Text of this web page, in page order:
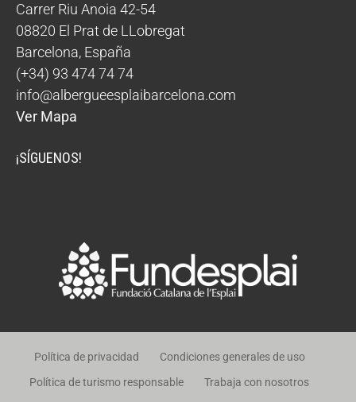
Carrer Riu Anoia 42-54
08820 El Prat de LLobregat
Barcelona, España
(+34) 93 474 74 74
info@albergueesplaibarcelona.com
Ver Mapa
¡SÍGUENOS!
Política de privacidad
Condiciones generales de uso
Política de turismo responsable
Trabaja con nosotros